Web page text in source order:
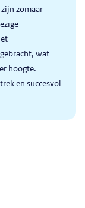
zomaar
wat
hoogte.
en succesvol